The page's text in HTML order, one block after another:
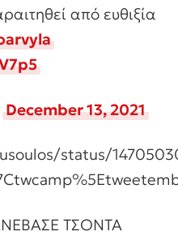
από ευθιξία
December 13, 2021
status/
ΤΣΟΝΤΑ